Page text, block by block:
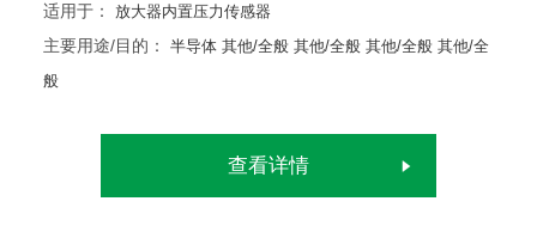
适用于： 放大器内置压力传感器
主要用途/目的： 半导体 其他/全般 其他/全般 其他/全般 其他/全
般
查看详情